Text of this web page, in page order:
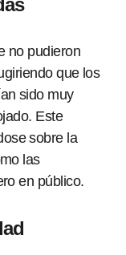
no pudieron
que los
sido muy
Este
sobre la
las
en público.